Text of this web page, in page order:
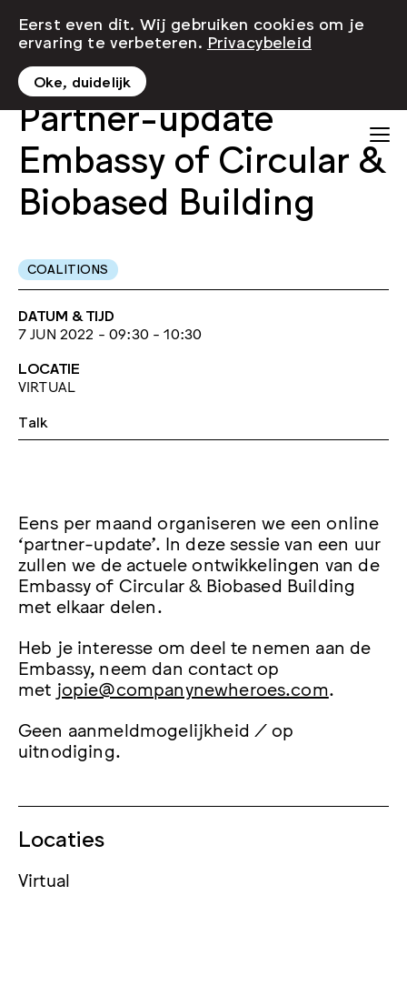
Partner-update
Embassy of Circular &
Biobased Building
COALITIONS
DATUM & TIJD
7 JUN 2022 - 09:30 - 10:30
LOCATIE
VIRTUAL
Talk
Eens per maand organiseren we een online
‘partner-update’. In deze sessie van een uur
zullen we de actuele ontwikkelingen van de
Embassy of Circular & Biobased Building
met elkaar delen.
Heb je interesse om deel te nemen aan de
Embassy, neem dan contact op
met jopie@companynewheroes.com
Geen aanmeldmogelijkheid / op
uitnodiging.
Locaties
Virtual
Eerst even dit. Wij gebruiken cookies om je
ervaring te verbeteren. Privacybeleid
Oke, duidelijk